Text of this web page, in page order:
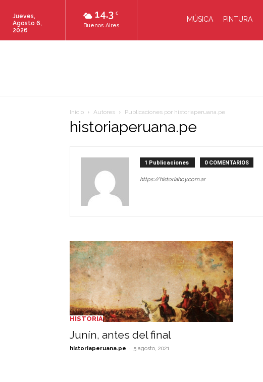
14.3 C
Buenos Aires
Jueves,
Agosto 6,
2026
MÚSICA PINTURA
Inicio Autores Publicaciones por historiaperuana.pe
historiaperuana.pe
1 Publicaciones 0 COMENTARIOS
https://historiahoy.com.ar
HISTORIA
Junín, antes del final
historiaperuana.pe - 5 agosto, 2021